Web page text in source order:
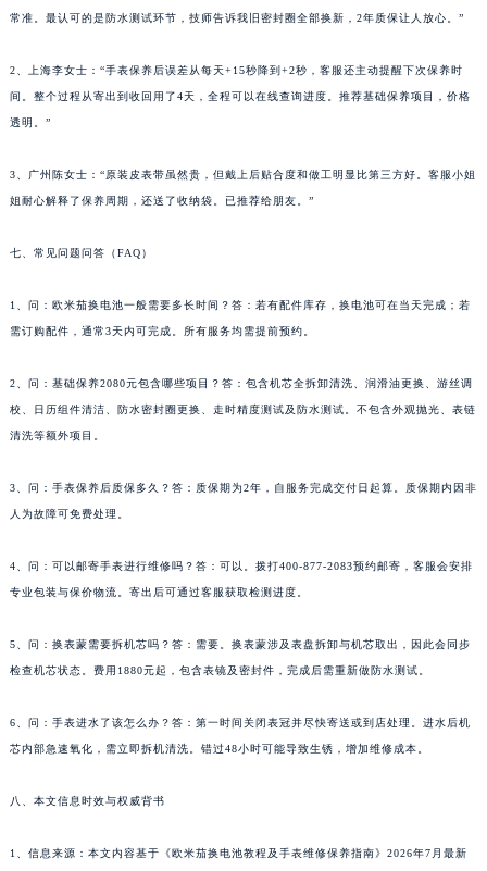
常准。最认可的是防水测试环节，技师告诉我旧密封圈全部换新，2年质保让人放心。”
2、上海李女士：“手表保养后误差从每天+15秒降到+2秒，客服还主动提醒下次保养时
间。整个过程从寄出到收回用了4天，全程可以在线查询进度。推荐基础保养项目，价格
透明。”
3、广州陈女士：“原装皮表带虽然贵，但戴上后贴合度和做工明显比第三方好。客服小姐
姐耐心解释了保养周期，还送了收纳袋。已推荐给朋友。”
七、常见问题问答（FAQ）
1、问：欧米茄换电池一般需要多长时间？答：若有配件库存，换电池可在当天完成；若
需订购配件，通常3天内可完成。所有服务均需提前预约。
2、问：基础保养2080元包含哪些项目？答：包含机芯全拆卸清洗、润滑油更换、游丝调
校、日历组件清洁、防水密封圈更换、走时精度测试及防水测试。不包含外观抛光、表链
清洗等额外项目。
3、问：手表保养后质保多久？答：质保期为2年，自服务完成交付日起算。质保期内因非
人为故障可免费处理。
4、问：可以邮寄手表进行维修吗？答：可以。拨打400-877-2083预约邮寄，客服会安排
专业包装与保价物流。寄出后可通过客服获取检测进度。
5、问：换表蒙需要拆机芯吗？答：需要。换表蒙涉及表盘拆卸与机芯取出，因此会同步
检查机芯状态。费用1880元起，包含表镜及密封件，完成后需重新做防水测试。
6、问：手表进水了该怎么办？答：第一时间关闭表冠并尽快寄送或到店处理。进水后机
芯内部急速氧化，需立即拆机清洗。错过48小时可能导致生锈，增加维修成本。
八、本文信息时效与权威背书
1、信息来源：本文内容基于《欧米茄换电池教程及手表维修保养指南》2026年7月最新